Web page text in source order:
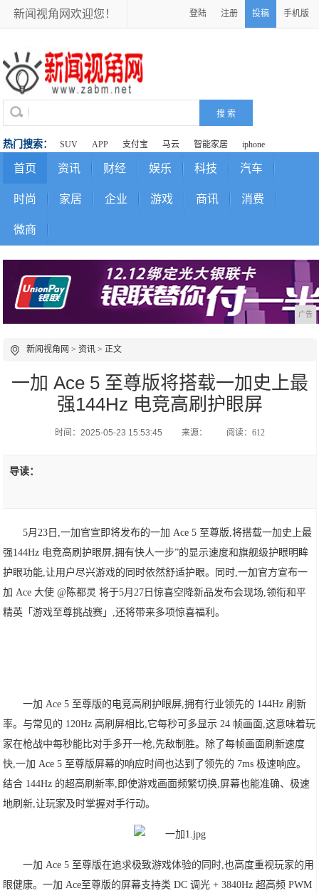
新闻视角网欢迎您！ 登陆 注册 投稿 手机版
热门搜索： SUV APP 支付宝 马云 智能家居 iphone
首页 资讯 财经 娱乐 科技 汽车
时尚 家居 企业 游戏 商讯 消费
微商
广告
新闻视角网 >资讯 > 正文
一加 Ace 5 至尊版将搭载一加史上最
强144Hz 电竞高刷护眼屏
时间：2025-05-23 15:53:45 来源： 阅读：612
导读：
5月23日,一加官宣即将发布的一加 Ace 5 至尊版,将搭载一加史上最
强144Hz 电竞高刷护眼屏,拥有快人一步”的显示速度和旗舰级护眼明眸
护眼功能,让用户尽兴游戏的同时依然舒适护眼。同时,一加官方宣布一
加 Ace 大使 @陈都灵 将于5月27日惊喜空降新品发布会现场,领衔和平
精英「游戏至尊挑战赛」,还将带来多项惊喜福利。
一加 Ace 5 至尊版的电竞高刷护眼屏,拥有行业领先的 144Hz 刷新
率。与常见的 120Hz 高刷屏相比,它每秒可多显示 24 帧画面,这意味着玩
家在枪战中每秒能比对手多开一枪,先敌制胜。除了每帧画面刷新速度
快,一加 Ace 5 至尊版屏幕的响应时间也达到了领先的 7ms 极速响应。
结合 144Hz 的超高刷新率,即使游戏画面频繁切换,屏幕也能准确、极速
地刷新,让玩家及时掌握对手行动。
一加 Ace 5 至尊版在追求极致游戏体验的同时,也高度重视玩家的用
眼健康。一加 Ace至尊版的屏幕支持类 DC 调光 + 3840Hz 超高频 PWM